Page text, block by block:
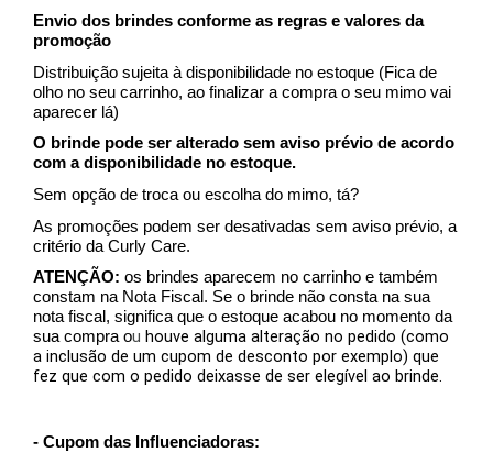
Envio dos brindes conforme as regras e valores da
promoção
Distribuição sujeita à disponibilidade no estoque (Fica de
olho no seu carrinho, ao finalizar a compra o seu mimo vai
aparecer lá)
O brinde pode ser alterado sem aviso prévio de acordo
com a disponibilidade no estoque.
Sem opção de troca ou escolha do mimo, tá?
As promoções podem ser desativadas sem aviso prévio, a
critério da Curly Care.
ATENÇÃO: os brindes aparecem no carrinho e também
constam na Nota Fiscal. Se o brinde não consta na sua
nota fiscal, significa que o estoque acabou no momento da
sua compra ou houve alguma alteração no pedido (como
a inclusão de um cupom de desconto por exemplo) que
fez que com o pedido deixasse de ser elegível ao brinde.
- Cupom das Influenciadoras: